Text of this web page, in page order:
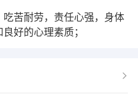
苦耐劳，责任心强，身体
好的心理素质；